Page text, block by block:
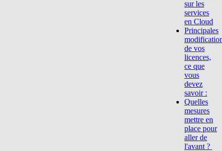
sur les
services
en Cloud
Principales
de vos
licences,
ce que
vous
devez
savoir :
Quelles
mesures
mettre en
place pour
aller de
l'avant ?